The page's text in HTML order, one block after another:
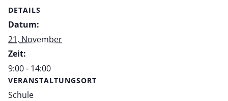
DETAILS
Datum:
21. November
Zeit:
9:00 - 14:00
VERANSTALTUNGSORT
Schule